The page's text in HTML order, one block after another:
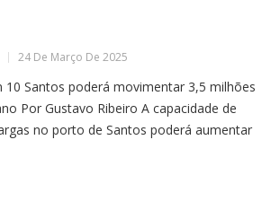
24 De Março De 2025
10 Santos poderá movimentar 3,5 milhões
Por Gustavo Ribeiro A capacidade de
no porto de Santos poderá aumentar